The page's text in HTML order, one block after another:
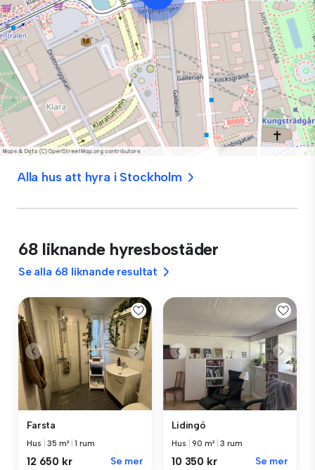
Alla hus att hyra i Stockholm
68 liknande hyresbostäder
Se alla 68 liknande resultat
Farsta
Hus |35 m² |1 rum
12 650 kr Se mer
Lidingö
Hus |90 m² |3 rum
10 350 kr Se mer